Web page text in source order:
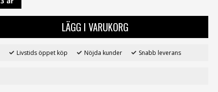
LÄGG I VARUKORG
Livstids öppet köp Nöjda kunder Snabb leverans